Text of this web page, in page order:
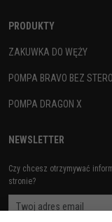
PRODUKTY
ZAKUWKA DO WĘŻY
POMPA BRAVO BEZ
POMPA DRAGON X
NEWSLETTER
Czy chcesz otrzymywać
stronie?